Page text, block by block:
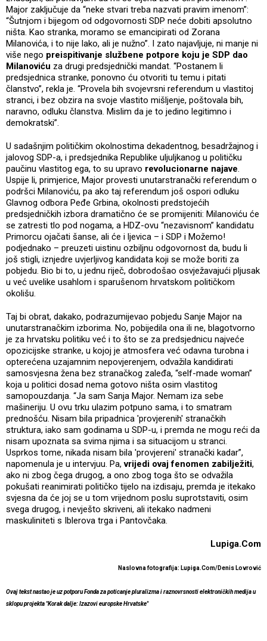
Major zaključuje da “neke stvari treba nazvati pravim imenom”:
“Šutnjom i bijegom od odgovornosti SDP neće dobiti apsolutno
ništa. Kao stranka, moramo se emancipirati od Zorana
Milanovića, i to nije lako, ali je nužno”. I zato najavljuje, ni manje ni
više nego preispitivanje službene potpore koju je SDP dao
Milanoviću za drugi predsjednički mandat. “Postanem li
predsjednica stranke, ponovno ću otvoriti tu temu i pitati
članstvo”, rekla je. “Provela bih svojevrsni referendum u vlastitoj
stranci, i bez obzira na svoje vlastito mišljenje, poštovala bih,
naravno, odluku članstva. Mislim da je to jedino legitimno i
demokratski”.
U sadašnjim političkim okolnostima dekadentnog, besadržajnog i
jalovog SDP-a, i predsjednika Republike uljuljkanog u političku
paučinu vlastitog ega, to su upravo revolucionarne najave.
Uspije li, primjerice, Major provesti unutarstranački referendum o
podršci Milanoviću, pa ako taj referendum još ospori odluku
Glavnog odbora Peđe Grbina, okolnosti predstojećih
predsjedničkih izbora dramatično će se promijeniti: Milanoviću će
se zatresti tlo pod nogama, a HDZ-ovu “nezavisnom” kandidatu
Primorcu ojačati šanse, ali će i ljevica – i SDP i Možemo!
podjednako – preuzeti uistinu ozbiljnu odgovornost da, budu li
još stigli, iznjedre uvjerljivog kandidata koji se može boriti za
pobjedu. Bio bi to, u jednu riječ, dobrodošao osvježavajući pljusak
u već uvelike usahlom i sparušenom hrvatskom političkom
okolišu.
Taj bi obrat, dakako, podrazumijevao pobjedu Sanje Major na
unutarstranačkim izborima. No, pobijedila ona ili ne, blagotvorno
je za hrvatsku politiku već i to što se za predsjednicu najveće
opozicijske stranke, u kojoj je atmosfera već odavna turobna i
opterećena uzajamnim nepovjerenjem, odvažila kandidirati
samosvjesna žena bez stranačkog zaleđa, “self-made woman”
koja u politici dosad nema gotovo ništa osim vlastitog
samopouzdanja. “Ja sam Sanja Major. Nemam iza sebe
mašineriju. U ovu trku ulazim potpuno sama, i to smatram
prednošću. Nisam bila pripadnica 'provjerenih' stranačkih
struktura, iako sam godinama u SDP-u, i premda ne mogu reći da
nisam upoznata sa svima njima i sa situacijom u stranci.
Usprkos tome, nikada nisam bila 'provjereni' stranački kadar”,
napomenula je u intervjuu. Pa,vrijedi ovaj fenomen zabilježiti,
ako ni zbog čega drugog, a ono zbog toga što se odvažila
pokušati reanimirati političko tijelo na izdisaju, premda je itekako
svjesna da će joj se u tom vrijednom poslu suprotstaviti, osim
svega drugog, i nevješto skriveni, ali itekako nadmeni
maskuliniteti s Iblerova trga i Pantovčaka.
Lupiga.Com
Naslovna fotografija: Lupiga.Com/Denis Lovrović
Ovaj tekst nastao je uz potporu Fonda za poticanje pluralizma i raznovrsnosti elektroničkih medija u
sklopu projekta "Korak dalje: Izazovi europske Hrvatske"